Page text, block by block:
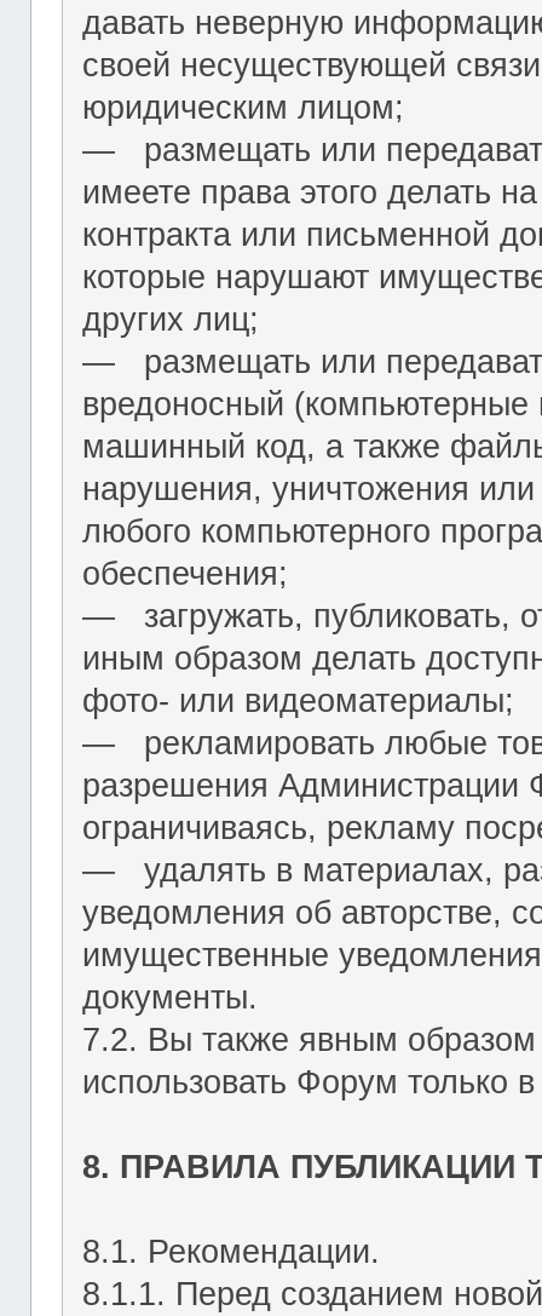
давать неверную
своей несуществующей
юридическим лицом;
― размещать или
имеете права этого делать
контракта или письменной
которые нарушают
других лиц;
― размещать или
вредоносный
машинный код, а также
нарушения, уничтожения
любого компьютерного
обеспечения;
― загружать, публиковать,
иным образом делать
фото- или видеоматериалы;
― рекламировать любые
разрешения Администрации
ограничиваясь, рекламу
― удалять в материалах,
уведомления об авторстве,
имущественные
документы.
7.2. Вы также явным образом
использовать Форум только
8. ПРАВИЛА
8.1. Рекомендации.
8.1.1. Перед созданием